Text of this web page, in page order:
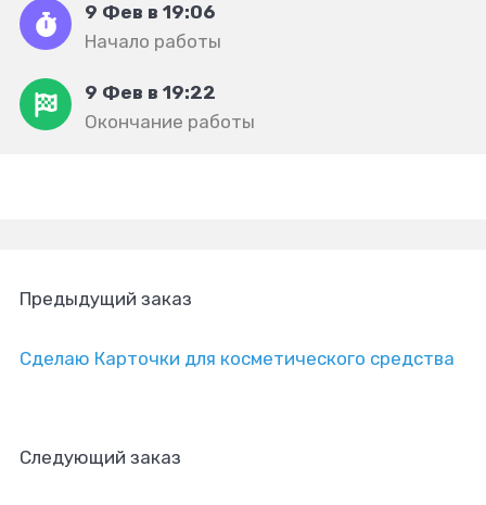
9 Фев в 19:06
Начало работы
9 Фев в 19:22
Окончание работы
Предыдущий заказ
Сделаю Карточки для косметического средства
Следующий заказ